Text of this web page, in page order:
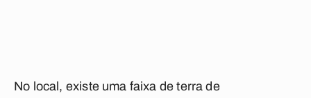
No local, existe uma faixa de terra de